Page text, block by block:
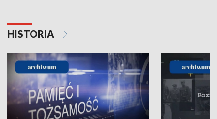
HISTORIA